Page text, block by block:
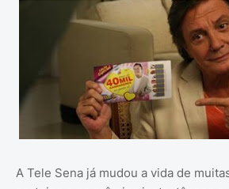
A Tele Sena já mudou a vida de